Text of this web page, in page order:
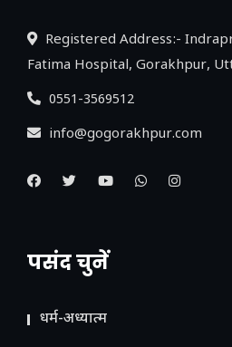
Registered Address:-
Fatima Hospital, Gorakhpur,
0551-3569512
info@gogorakhpur.com
पसंद चुनें
धर्म-अध्यात्म